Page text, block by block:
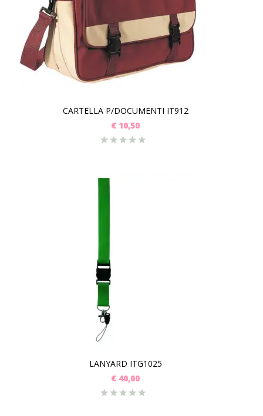
CARTELLA P/DOCUMENTI IT912
€ 10,50
LANYARD ITG1025
€ 40,00